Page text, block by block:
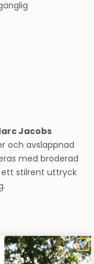
Jacobs
och avslappnad
med broderad
ett stilrent uttryck